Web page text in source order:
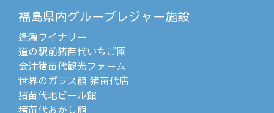
福島県内グループレジャー施設
逢瀬ワイナリー
道の駅前猪苗代いちご園
会津猪苗代観光ファーム
世界のガラス館 猪苗代店
猪苗代地ビール館
猪苗代おかし館